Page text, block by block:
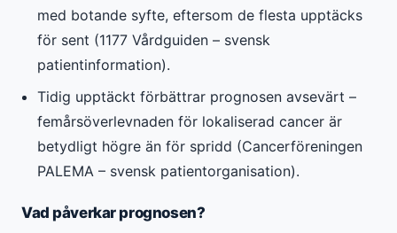
med botande syfte, eftersom de flesta upptäcks
för sent (1177 Vårdguiden – svensk
patientinformation).
Tidig upptäckt förbättrar prognosen avsevärt –
femårsöverlevnaden för lokaliserad cancer är
betydligt högre än för spridd (Cancerföreningen
PALEMA – svensk patientorganisation).
Vad påverkar prognosen?